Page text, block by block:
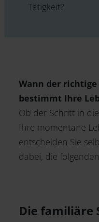
Tätigkeit?
Wann der
bestimmt Ihre
Ob der Schritt in
Ihre momentane
entscheiden Sie
dabei, die
Die familiäre